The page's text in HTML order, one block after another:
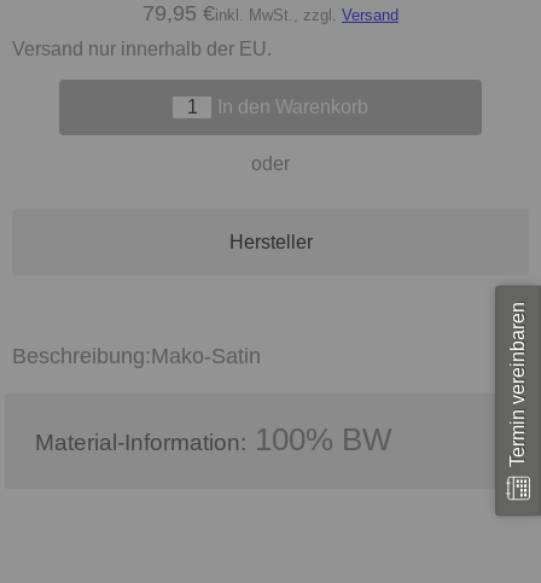
79,95 €inkl. MwSt., zzgl. Versand
Versand nur innerhalb der EU.
In den Warenkorb
oder
Hersteller
Mako-Satin
Material-Information: 100% BW Termin vereinbaren